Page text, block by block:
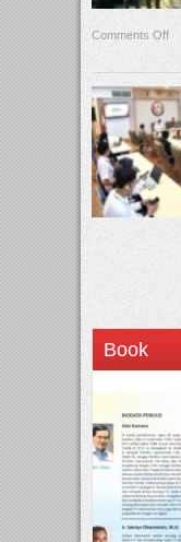
Comments Off
Book